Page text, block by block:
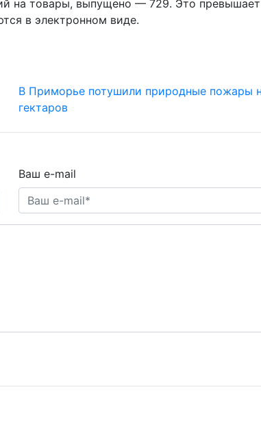
на товары, выпущено — 729. Это превышает
в электронном виде.
В Приморье потушили природные пожары
гектаров
Ваш e-mail